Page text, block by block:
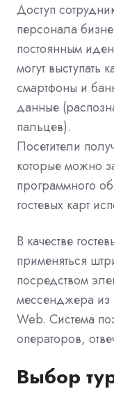
Доступ
персонала
постоянным
могут выступать
смартфоны и
данные
пальцев).
Посетители
которые можно
программного
гостевых карт
В качестве
применяться
посредством
мессенджера из
Web. Система
операторов,
Выбор